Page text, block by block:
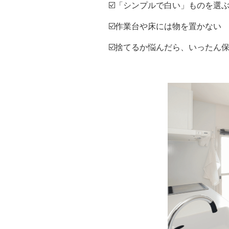
☑️「シンプルで白い」ものを選ぶ
☑️作業台や床には物を置かない
☑️捨てるか悩んだら、いったん